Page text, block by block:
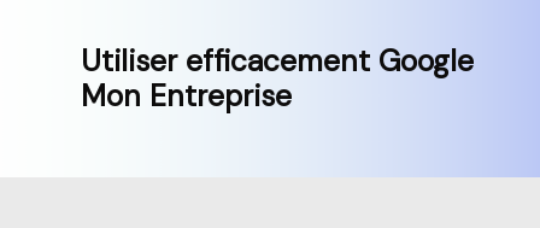
Utiliser efficacement Google
Mon Entreprise